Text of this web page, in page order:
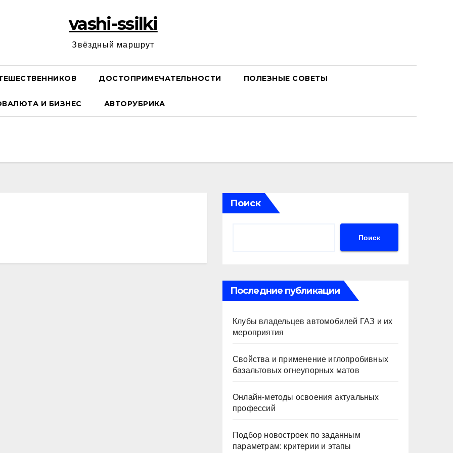
vashi-ssilki
Звёздный маршрут
ДОСТОПРИМЕЧАТЕЛЬНОСТИ ПОЛЕЗНЫЕ СОВЕТЫ
И БИЗНЕС АВТОРУБРИКА
Поиск
Поиск
Последние публикации
Клубы владельцев автомобилей ГАЗ и их
мероприятия
Свойства и применение иглопробивных
базальтовых огнеупорных матов
Онлайн-методы освоения актуальных
профессий
Подбор новостроек по заданным
параметрам: критерии и этапы